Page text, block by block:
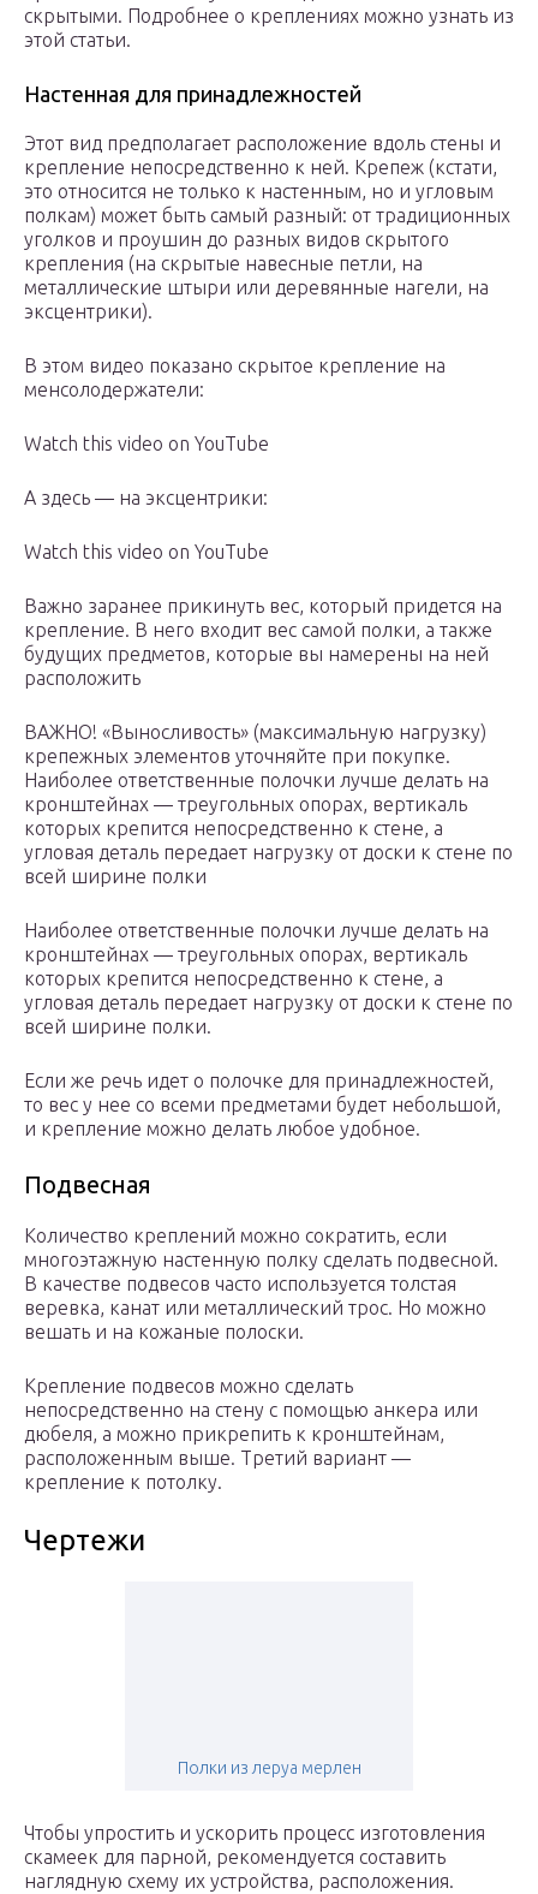
скрытыми. Подробнее о креплениях можно узнать из
этой статьи.
Настенная для принадлежностей
Этот вид предполагает расположение вдоль стены и
крепление непосредственно к ней. Крепеж (кстати,
это относится не только к настенным, но и угловым
полкам) может быть самый разный: от традиционных
уголков и проушин до разных видов скрытого
крепления (на скрытые навесные петли, на
металлические штыри или деревянные нагели, на
эксцентрики).
В этом видео показано скрытое крепление на
менсолодержатели:
Watch this video on YouTube
А здесь — на эксцентрики:
Watch this video on YouTube
Важно заранее прикинуть вес, который придется на
крепление. В него входит вес самой полки, а также
будущих предметов, которые вы намерены на ней
расположить
ВАЖНО! «Выносливость» (максимальную нагрузку)
крепежных элементов уточняйте при покупке.
Наиболее ответственные полочки лучше делать на
кронштейнах — треугольных опорах, вертикаль
которых крепится непосредственно к стене, а
угловая деталь передает нагрузку от доски к стене по
всей ширине полки
Наиболее ответственные полочки лучше делать на
кронштейнах — треугольных опорах, вертикаль
которых крепится непосредственно к стене, а
угловая деталь передает нагрузку от доски к стене по
всей ширине полки.
Если же речь идет о полочке для принадлежностей,
то вес у нее со всеми предметами будет небольшой,
и крепление можно делать любое удобное.
Подвесная
Количество креплений можно сократить, если
многоэтажную настенную полку сделать подвесной.
В качестве подвесов часто используется толстая
веревка, канат или металлический трос. Но можно
вешать и на кожаные полоски.
Крепление подвесов можно сделать
непосредственно на стену с помощью анкера или
дюбеля, а можно прикрепить к кронштейнам,
расположенным выше. Третий вариант —
крепление к потолку.
Чертежи
Полки из леруа мерлен
Чтобы упростить и ускорить процесс изготовления
скамеек для парной, рекомендуется составить
наглядную схему их устройства, расположения.